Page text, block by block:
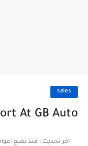
sales
At GB Auto
اخر تحديث :منذ بضع